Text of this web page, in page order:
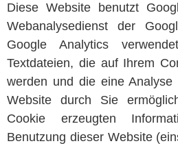
Diese Website benutzt
Webanalysedienst der
Google Analytics
Textdateien, die auf Ihrem
werden und die eine
Website durch Sie
Cookie erzeugten
Benutzung dieser Website